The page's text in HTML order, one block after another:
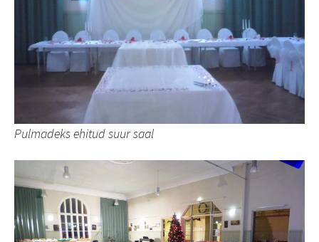
Pulmadeks ehitud suur saal